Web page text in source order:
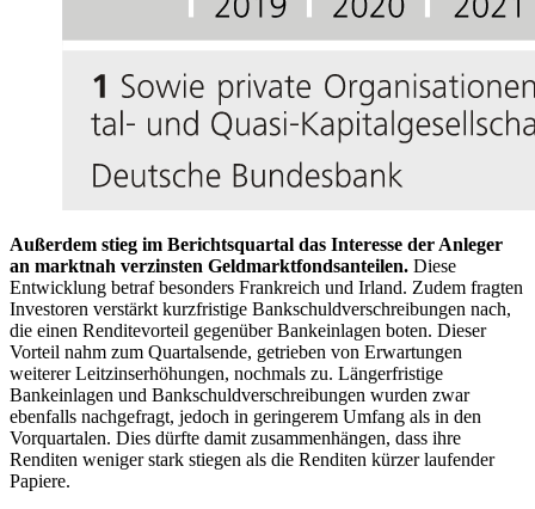
Außerdem stieg im Berichtsquartal das Interesse der Anleger
an marktnah verzinsten Geldmarktfondsanteilen. Diese
Entwicklung betraf besonders Frankreich und Irland. Zudem fragten
Investoren verstärkt kurzfristige Bankschuldverschreibungen nach,
die einen Renditevorteil gegenüber Bankeinlagen boten. Dieser
Vorteil nahm zum Quartalsende, getrieben von Erwartungen
weiterer Leitzinserhöhungen, nochmals zu. Längerfristige
Bankeinlagen und Bankschuldverschreibungen wurden zwar
ebenfalls nachgefragt, jedoch in geringerem Umfang als in den
Vorquartalen. Dies dürfte damit zusammenhängen, dass ihre
Renditen weniger stark stiegen als die Renditen kürzer laufender
Papiere.